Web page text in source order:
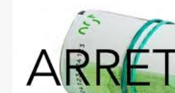
dedicato alle donne vittime di
normativa nazionale e con
supporto in situazioni delicate.
è un unicum in Italia: si tratta di una
Provincia autonoma di Bolzano,